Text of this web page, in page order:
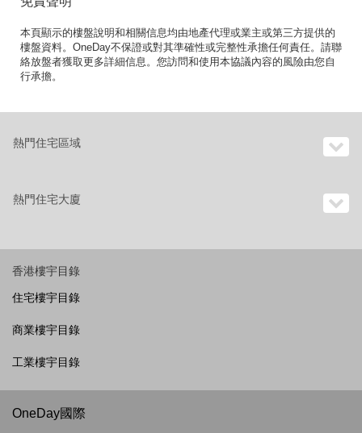
本頁顯示的樓盤說明和相關信息均由地產代理或業主或第三方提供的
樓盤資料。OneDay不保證或對其準確性或完整性承擔任何責任。請聯
絡放盤者獲取更多詳細信息。您訪問和使用本協議內容的風險由您自
行承擔。
熱門住宅區域
熱門住宅大廈
香港樓宇目錄
住宅樓宇目錄
商業樓宇目錄
工業樓宇目錄
OneDay國際